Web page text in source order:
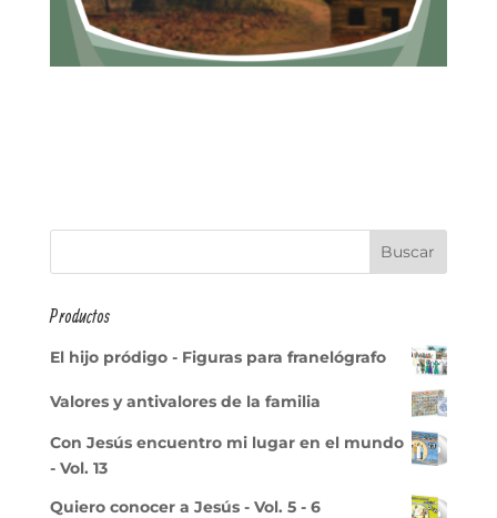
Productos
El hijo pródigo - Figuras para franelógrafo
Valores y antivalores de la familia
Con Jesús encuentro mi lugar en el mundo
- Vol. 13
Quiero conocer a Jesús - Vol. 5 - 6